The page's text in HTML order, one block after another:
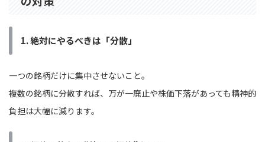
1. 絶対にやるべきは「分散」
一つの銘柄だけに集中させないこと。
複数の銘柄に分散すれば、万が一廃止や株価下落があっても精神的
負担は大幅に減ります。